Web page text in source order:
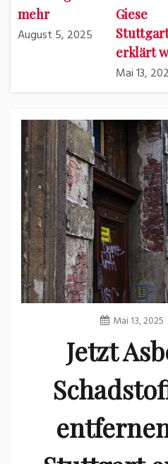
mehr
August 5, 2025
Giese
erklärt
Mai 13,
Mai 13, 2025
Jetzt